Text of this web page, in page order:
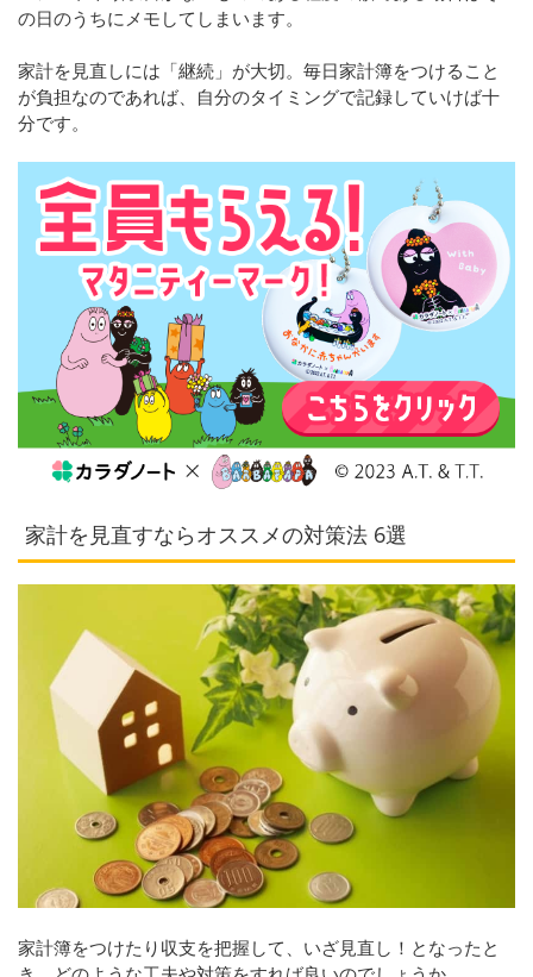
の日のうちにメモしてしまいます。
家計を見直しには「継続」が大切。毎日家計簿をつけること
が負担なのであれば、自分のタイミングで記録していけば十
分です。
家計を見直すならオススメの対策法 6選
家計簿をつけたり収支を把握して、いざ見直し！となったと